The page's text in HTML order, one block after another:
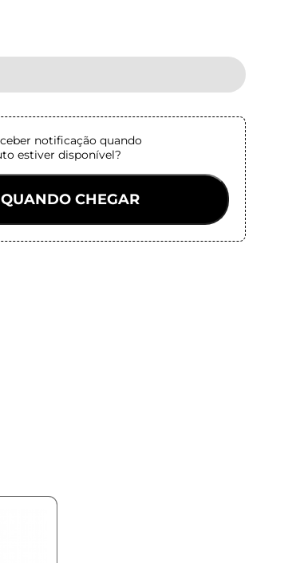
notificação quando
estiver disponível?
QUANDO CHEGAR